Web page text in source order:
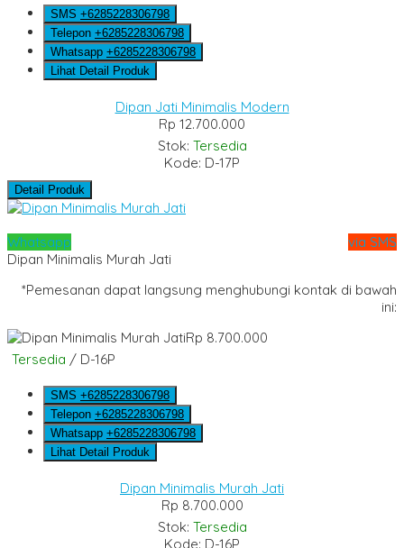
SMS +6285228306798
Telepon +6285228306798
Whatsapp +6285228306798
Lihat Detail Produk
Dipan Jati Minimalis Modern
Rp 12.700.000
Stok: Tersedia
Kode: D-17P
Detail Produk
Whatsapp
via SMS
Dipan Minimalis Murah Jati
*Pemesanan dapat langsung menghubungi kontak di bawah
ini:
Rp 8.700.000
Tersedia / D-16P
SMS +6285228306798
Telepon +6285228306798
Whatsapp +6285228306798
Lihat Detail Produk
Dipan Minimalis Murah Jati
Rp 8.700.000
Stok: Tersedia
Kode: D-16P